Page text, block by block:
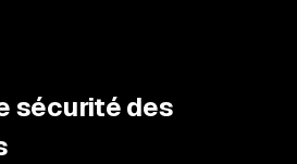
sécurité des